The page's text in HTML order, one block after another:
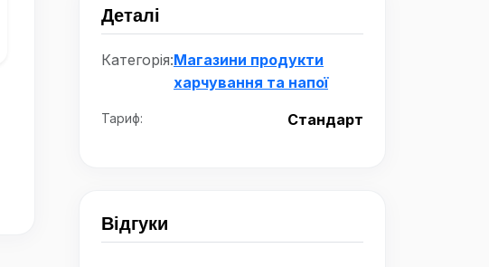
Деталі
Категорія:Магазини продукти
харчування та напої
Тариф: Стандарт
Відгуки